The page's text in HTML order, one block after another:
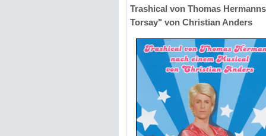
Trashical von Thomas
Torsay" von Christian Anders